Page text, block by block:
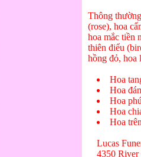
Thông
(rose), hoa
hoa mắc tiền
thiên điểu
hồng đỏ, hoa
Hoa
Hoa
Hoa
Hoa
Hoa
Lucas
4350